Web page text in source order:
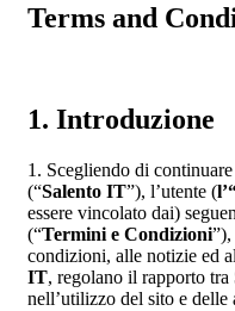
Terms and
1. Introduzione
1. Scegliendo di
(“Salento IT”), l’utente (
essere vincolato dai)
(“Termini e Condizioni
condizioni, alle notizie ed
IT, regolano il rapporto tra
nell’utilizzo del sito e delle